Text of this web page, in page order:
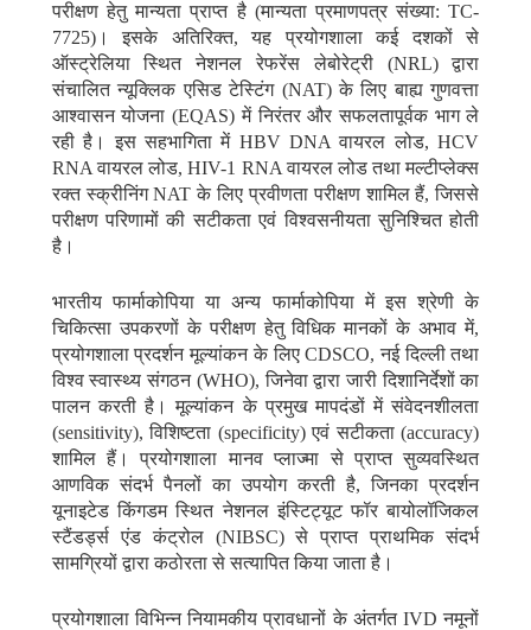
परीक्षण हेतु मान्यता प्राप्त है (मान्यता प्रमाणपत्र संख्या: TC-
7725)। इसके अतिरिक्त, यह प्रयोगशाला कई दशकों से
ऑस्ट्रेलिया स्थित नेशनल रेफरेंस लेबोरेट्री (NRL) द्वारा
संचालित न्यूक्लिक एसिड टेस्टिंग (NAT) के लिए बाह्य गुणवत्ता
आश्वासन योजना (EQAS) में निरंतर और सफलतापूर्वक भाग ले
रही है। इस सहभागिता में HBV DNA वायरल लोड, HCV
RNA वायरल लोड, HIV-1 RNA वायरल लोड तथा मल्टीप्लेक्स
रक्त स्क्रीनिंग NAT के लिए प्रवीणता परीक्षण शामिल हैं, जिससे
परीक्षण परिणामों की सटीकता एवं विश्वसनीयता सुनिश्चित होती
है।
भारतीय फार्माकोपिया या अन्य फार्माकोपिया में इस श्रेणी के
चिकित्सा उपकरणों के परीक्षण हेतु विधिक मानकों के अभाव में,
प्रयोगशाला प्रदर्शन मूल्यांकन के लिए CDSCO, नई दिल्ली तथा
विश्व स्वास्थ्य संगठन (WHO), जिनेवा द्वारा जारी दिशानिर्देशों का
पालन करती है। मूल्यांकन के प्रमुख मापदंडों में संवेदनशीलता
(sensitivity), विशिष्टता (specificity) एवं सटीकता (accuracy)
शामिल हैं। प्रयोगशाला मानव प्लाज्मा से प्राप्त सुव्यवस्थित
आणविक संदर्भ पैनलों का उपयोग करती है, जिनका प्रदर्शन
यूनाइटेड किंगडम स्थित नेशनल इंस्टिट्यूट फॉर बायोलॉजिकल
स्टैंडर्ड्स एंड कंट्रोल (NIBSC) से प्राप्त प्राथमिक संदर्भ
सामग्रियों द्वारा कठोरता से सत्यापित किया जाता है।
प्रयोगशाला विभिन्न नियामकीय प्रावधानों के अंतर्गत IVD नमूनों